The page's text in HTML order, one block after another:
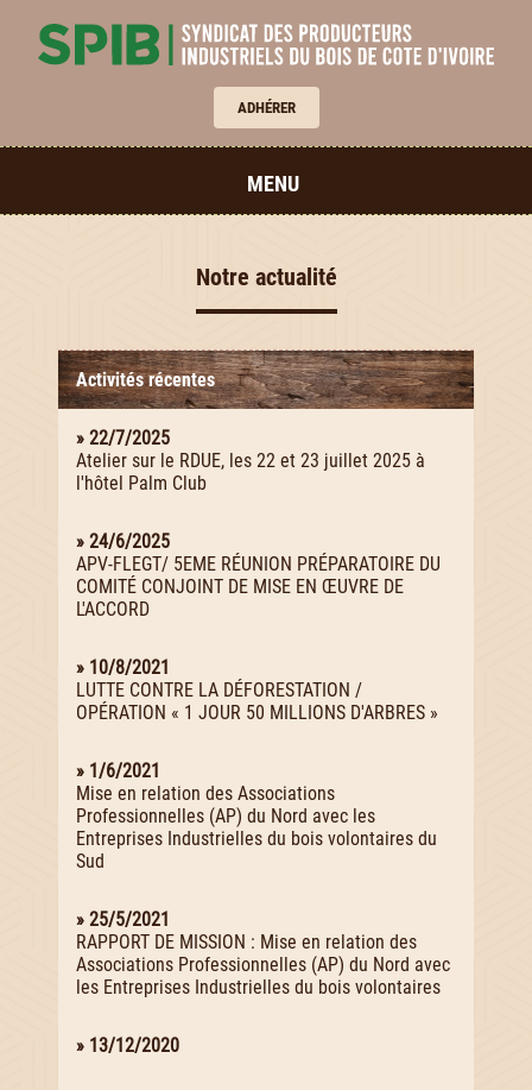
ADHÉRER
MENU
Notre actualité
Activités récentes
» 22/7/2025
Atelier sur le RDUE, les 22 et 23 juillet 2025 à
l'hôtel Palm Club
» 24/6/2025
APV-FLEGT/ 5EME RÉUNION PRÉPARATOIRE DU
COMITÉ CONJOINT DE MISE EN ŒUVRE DE
L'ACCORD
» 10/8/2021
LUTTE CONTRE LA DÉFORESTATION /
OPÉRATION « 1 JOUR 50 MILLIONS D'ARBRES »
» 1/6/2021
Mise en relation des Associations
Professionnelles (AP) du Nord avec les
Entreprises Industrielles du bois volontaires du
Sud
» 25/5/2021
RAPPORT DE MISSION : Mise en relation des
Associations Professionnelles (AP) du Nord avec
les Entreprises Industrielles du bois volontaires
» 13/12/2020